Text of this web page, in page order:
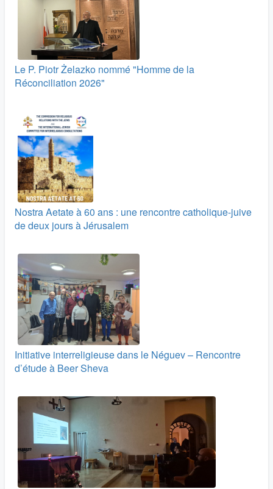
Le P. Piotr Żelazko nommé "Homme de la
Réconciliation 2026"
Nostra Aetate à 60 ans : une rencontre catholique-juive
de deux jours à Jérusalem
Initiative interreligieuse dans le Néguev – Rencontre
d’étude à Beer Sheva